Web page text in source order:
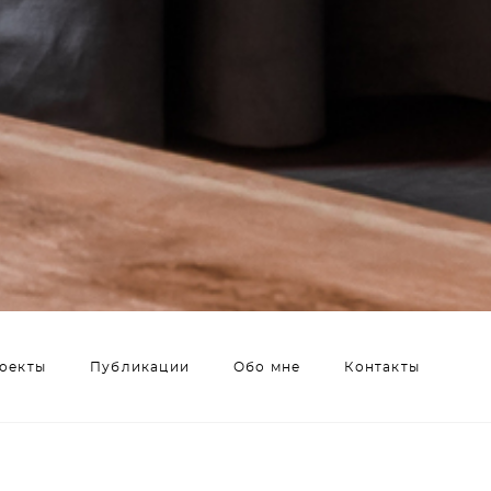
Публикации Обо мне Контакты